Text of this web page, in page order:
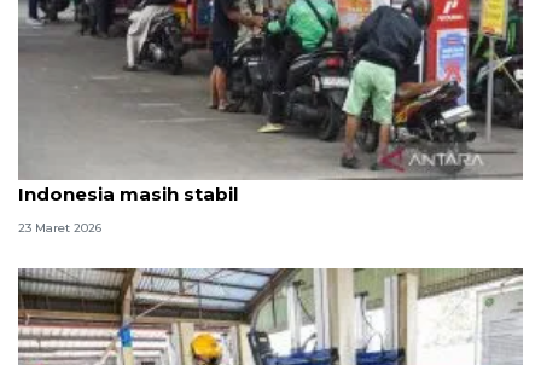
Memasuki arus balik libur Lebaran, harga BBM di
Indonesia masih stabil
23 Maret 2026